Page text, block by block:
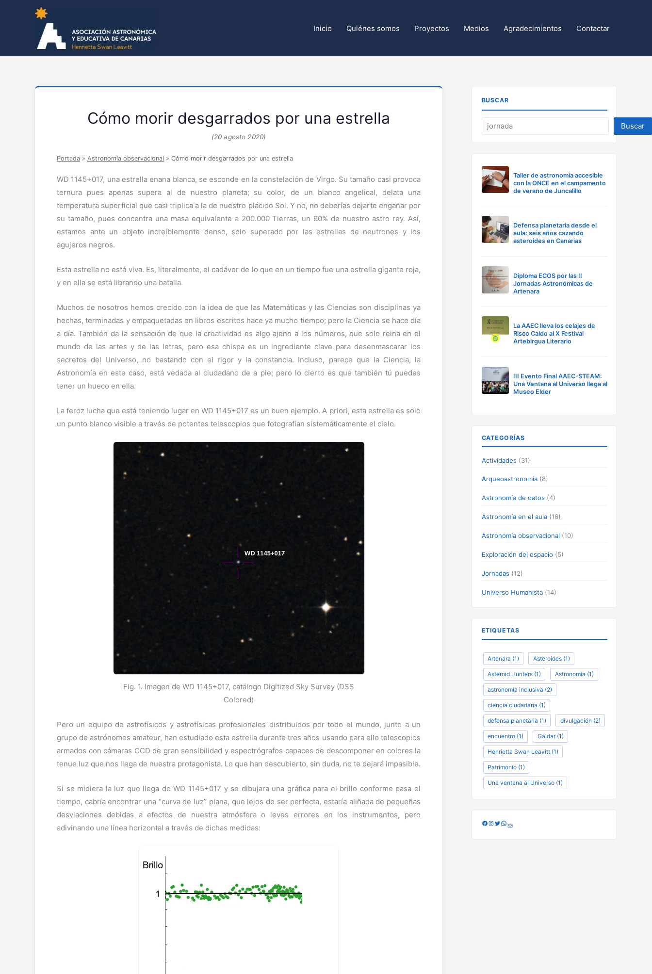
Inicio Quiénes somos Proyectos Medios Agradecimientos Contactar
Cómo morir desgarrados por una estrella
(20 agosto 2020)
Portada » Astronomía observacional » Cómo morir desgarrados por una estrella
WD 1145+017, una estrella enana blanca, se esconde en la constelación de Virgo. Su tamaño casi provoca
ternura pues apenas supera al de nuestro planeta; su color, de un blanco angelical, delata una
temperatura superficial que casi triplica a la de nuestro plácido Sol. Y no, no deberías dejarte engañar por
su tamaño, pues concentra una masa equivalente a 200.000 Tierras, un 60% de nuestro astro rey. Así,
estamos ante un objeto increíblemente denso, solo superado por las estrellas de neutrones y los
agujeros negros.
Esta estrella no está viva. Es, literalmente, el cadáver de lo que en un tiempo fue una estrella gigante roja,
y en ella se está librando una batalla.
Muchos de nosotros hemos crecido con la idea de que las Matemáticas y las Ciencias son disciplinas ya
hechas, terminadas y empaquetadas en libros escritos hace ya mucho tiempo; pero la Ciencia se hace día
a día. También da la sensación de que la creatividad es algo ajeno a los números, que solo reina en el
mundo de las artes y de las letras, pero esa chispa es un ingrediente clave para desenmascarar los
secretos del Universo, no bastando con el rigor y la constancia. Incluso, parece que la Ciencia, la
Astronomía en este caso, está vedada al ciudadano de a pie; pero lo cierto es que también tú puedes
tener un hueco en ella.
La feroz lucha que está teniendo lugar en WD 1145+017 es un buen ejemplo. A priori, esta estrella es solo
un punto blanco visible a través de potentes telescopios que fotografían sistemáticamente el cielo.
Fig. 1. Imagen de WD 1145+017, catálogo Digitized Sky Survey (DSS
Colored)
Pero un equipo de astrofísicos y astrofísicas profesionales distribuidos por todo el mundo, junto a un
grupo de astrónomos amateur, han estudiado esta estrella durante tres años usando para ello telescopios
armados con cámaras CCD de gran sensibilidad y espectrógrafos capaces de descomponer en colores la
tenue luz que nos llega de nuestra protagonista. Lo que han descubierto, sin duda, no te dejará impasible.
Si se midiera la luz que llega de WD 1145+017 y se dibujara una gráfica para el brillo conforme pasa el
tiempo, cabría encontrar una “curva de luz” plana, que lejos de ser perfecta, estaría aliñada de pequeñas
desviaciones debidas a efectos de nuestra atmósfera o leves errores en los instrumentos, pero
adivinando una línea horizontal a través de dichas medidas:
BUSCAR
Buscar
Taller de astronomía accesible
con la ONCE en el campamento
de verano de Juncalillo
Defensa planetaria desde el
aula: seis años cazando
asteroides en Canarias
Diploma ECOS por las II
Jornadas Astronómicas de
Artenara
La AAEC lleva los celajes de
Risco Caído al X Festival
Artebirgua Literario
III Evento Final AAEC-STEAM:
Una Ventana al Universo llega al
Museo Elder
CATEGORÍAS
Actividades(31)
Arqueoastronomía(8)
Astronomía de datos(4)
Astronomía en el aula(16)
Astronomía observacional(10)
Exploración del espacio(5)
Jornadas(12)
Universo Humanista(14)
ETIQUETAS
Artenara (1) Asteroides(1)
Asteroid Hunters(1) Astronomía (1)
astronomía inclusiva (2)
ciencia ciudadana (1)
defensa planetaria (1) divulgación (2)
encuentro(1) Gáldar(1)
Henrietta Swan Leavitt(1)
Patrimonio(1)
Una ventana al Universo(1)
Facebook InstagramTwitter WhatsApp Correo electrónico